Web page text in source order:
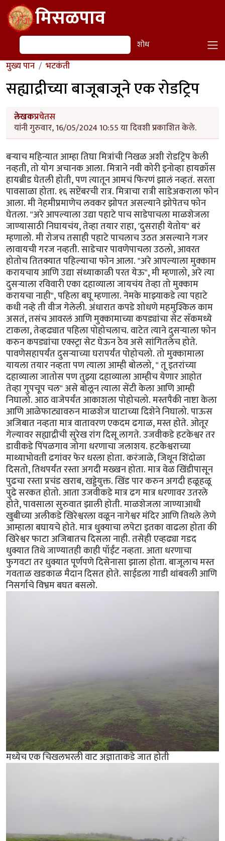
Skip to main contentमिसळपाव
शोध शोध
मुख्य पान भटकंती
सह्याद्रीच्या बाजूबाजूने एक रोडट्रिप
लेखकप्रचेतस
यांनी गुरुवार, 16/05/2024 10:55 या दिवशी प्रकाशित केले.
बर्‍याच महिन्यात आम्हा तिघा मित्रांची निखळ अशी रोडट्रिप केली
नव्हती, तो योग अचानक आला. मित्राने नवी कोरी इनोव्हा हायक्रॉस
हायब्रीड घेतली होती, पण त्यातून आमचं फिरणं झालं नव्हतं. सरता
पावसाळा होता. १६ सप्टेंबरची रात्र. मित्राचा रात्री साडेअकराला फोन
आला. मी नेहमीप्रमाणेच लवकर झोपत असल्याने झोपेतच फोन
घेतला. "अरे आपल्याला उद्या पहाटे पाच साडेपाचला माळशेजला
जाण्यासाठी निघायचंय, तेव्हा तयार राहा, 'दुसराही येतोय" बरं
म्हणालो. मी रोजच तसाही पहाटे पाचलाच उठत असल्याने गजर
लावायची गरज नव्हती. साडेचार पावणेपाचला उठलो, आवरत
होतोच तितक्यात पहिल्याचा फोन आला. "अरे आपल्याला मुक्काम
करायचाय आणि उद्या संध्याकाळी परत येऊ", मी म्हणालो, अरे त्या
दुसर्‍याला रविवारी एका दहाव्याला जायचंय तेव्हा तो मुक्काम
करायचा नाही", पहिला बघू म्हणाला. नेमके माझ्याकडे त्या पहाटे
कधी नव्हे ती वीज गेलेली. अंधारात कपडे शोधणे महमुश्किल काम
असतं, तसंच आवरलं आणि मुक्कामाच्या कपड्यांचा सेट सॅकमध्ये
टाकला, तेव्हढ्यात पहिला पोहोचलाच. वाटेत त्याने दुसर्‍याला फोन
करुन कपड्यांचा एक्स्ट्रा सेट घेऊन ठेव असे सांगितलेच होते.
पावणेसहापर्यंत दुसर्‍याच्या घरापर्यंत पोहोचलो. तो मुक्कामाला
यायला तयार नव्हता पण त्याला आम्ही बोललो, " तू इतरांच्या
दहाव्याला जातोस पण तुझ्या दहाव्याला आम्हीच येणार आहोत
तेव्हा गुपचूप चल" असे बोलून त्याला सेंटी केला आणि आम्ही
निघालो. आठ वाजेपर्यंत आकाशला पोहोचलो. मस्तपैकी नाष्टा केला
आणि आळेफाट्यावरुन माळशेज घाटाच्या दिशेने निघालो. पाऊस
अजिबात नव्हता मात्र वातावरण एकदम ढगाळ, मस्त होते. ओतूर
गेल्यावर सह्याद्रीची सुरेख रांग दिसू लागते. उजवीकडे हटकेश्वर तर
डावीकडे पिंपळगाव जोगा धरणाचा जलाशय. हटकेश्वराच्या
माथ्याभोवती ढगांवर फेर धरला होता. करंजाळे, जिथून शिंदोळा
दिसतो, तिथपर्यंत रस्ता अगदी मख्खन होता. मात्र वेळ खिंडीपासून
पुढचा रस्ता प्रचंड खराब, खड्डेयुक्त. खिंड पार करुन अगदी हळूहळू
पुढे सरकत होतो. आता उजवीकडे मात्र ढग मात्र धरणावर उतरले
होते, पावसाला सुरुवात झाली होती. माळशेजला जाण्याआधी
खुबीच्या अलीकडे खिरेश्वरला वळून नागेश्वर मंदिर आणि तिथले लेणे
आम्हाला बघायचे होते. मात्र धुक्याचा लपेटा इतका वाढला होता की
खिरेश्वर फाटा अजिबातच दिसला नाही. तसेही एव्हढ्या गडद
धुक्यात तिथे जाण्यातही काही पॉईंट नव्हता. आता धरणाचा
फुगवटा तर धुक्यात पूर्णपणे दिसेनासा झाला होता. बाजूलाच मस्त
गवताळ खडकाळ मैदान दिसत होते. साईडला गाडी थांबवली आणि
निसर्गाचे विभ्रम बघत बसलो.
मध्येच एक चिखलभरली वाट अज्ञाताकडे जात होती